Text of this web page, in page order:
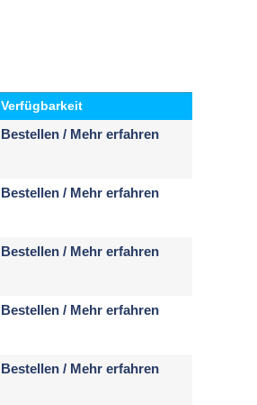
Verfügbarkeit
Bestellen / Mehr erfahren
Bestellen / Mehr erfahren
Bestellen / Mehr erfahren
Bestellen / Mehr erfahren
Bestellen / Mehr erfahren